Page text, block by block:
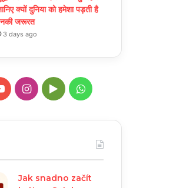
क्यों दुनिया को हमेशा पड़ती है
जरूरत
3 days ago
YouTubeInstagram
GoogleWhatsApp
Jak snadno začít